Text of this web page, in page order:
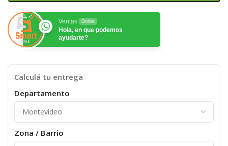
Ventas Online
Hola, en que podemos
ayudarte?
Calculá tu entrega
Departamento
Zona / Barrio